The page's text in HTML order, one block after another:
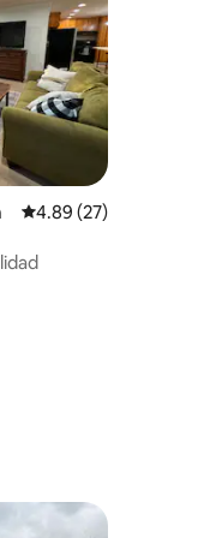
Calificación
4.89 (27)